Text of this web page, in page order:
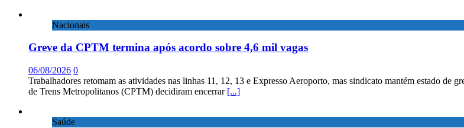
Nacionais
Greve da CPTM termina após acordo sobre 4,6 mil vagas
06/08/2026 0
Trabalhadores retomam as atividades nas linhas 11, 12, 13 e Expresso Aeroporto, mas sindicato mantém estado de
de Trens Metropolitanos (CPTM) decidiram encerrar [...]
Saúde